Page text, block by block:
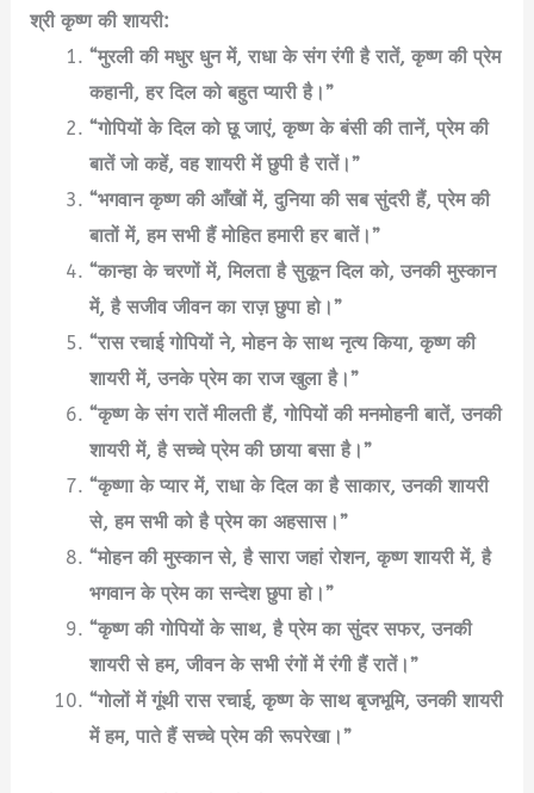
श्री कृष्ण की शायरी:
“मुरली की मधुर धुन में, राधा के संग रंगी है रातें, कृष्ण की प्रेम
कहानी, हर दिल को बहुत प्यारी है।”
“गोपियों के दिल को छू जाएं, कृष्ण के बंसी की तानें, प्रेम की
बातें जो कहें, वह शायरी में छुपी है रातें।”
“भगवान कृष्ण की आँखों में, दुनिया की सब सुंदरी हैं, प्रेम की
बातों में, हम सभी हैं मोहित हमारी हर बातें।”
“कान्हा के चरणों में, मिलता है सुकून दिल को, उनकी मुस्कान
में, है सजीव जीवन का राज़ छुपा हो।”
“रास रचाई गोपियों ने, मोहन के साथ नृत्य किया, कृष्ण की
शायरी में, उनके प्रेम का राज खुला है।”
“कृष्ण के संग रातें मीलती हैं, गोपियों की मनमोहनी बातें, उनकी
शायरी में, है सच्चे प्रेम की छाया बसा है।”
“कृष्णा के प्यार में, राधा के दिल का है साकार, उनकी शायरी
से, हम सभी को है प्रेम का अहसास।”
“मोहन की मुस्कान से, है सारा जहां रोशन, कृष्ण शायरी में, है
भगवान के प्रेम का सन्देश छुपा हो।”
“कृष्ण की गोपियों के साथ, है प्रेम का सुंदर सफर, उनकी
शायरी से हम, जीवन के सभी रंगों में रंगी हैं रातें।”
“गोलों में गूंथी रास रचाई, कृष्ण के साथ बृजभूमि, उनकी शायरी
में हम, पाते हैं सच्चे प्रेम की रूपरेखा।”